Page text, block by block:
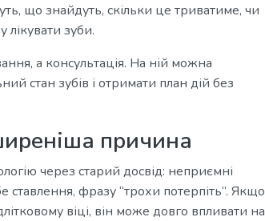
що знайдуть, скільки це триватиме, чи
зуби.
а консультація. На ній можна
стан зубів і отримати план дій без
причина
через старий досвід: неприємні
ставлення, фразу “трохи потерпіть”. Якщо
віці, він може довго впливати на